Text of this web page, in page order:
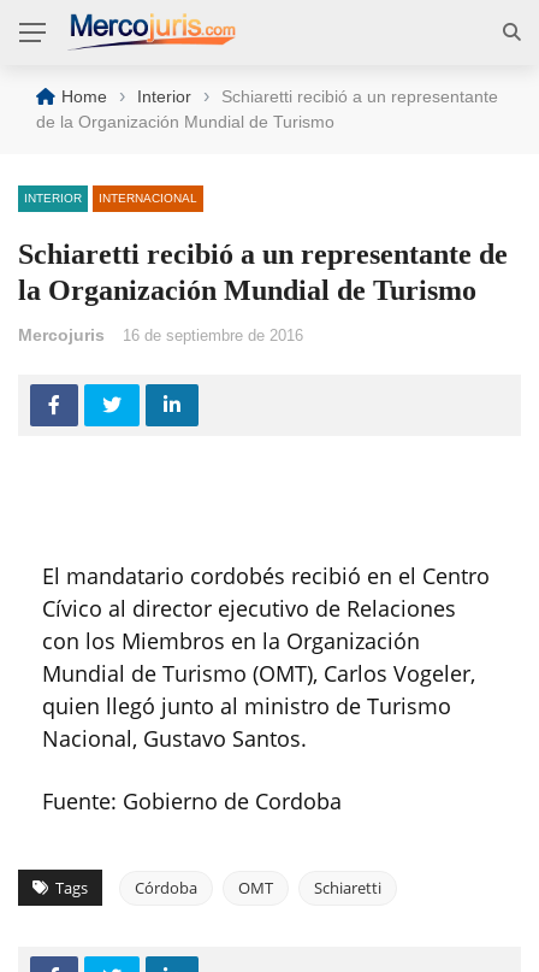
Home › Interior ›
Schiaretti recibió a un representante
de la Organización Mundial de Turismo
INTERIOR INTERNACIONAL
Schiaretti recibió a un representante de
la Organización Mundial de Turismo
Mercojuris 16 de septiembre de 2016
El mandatario cordobés recibió en el Centro
Cívico al director ejecutivo de Relaciones
con los Miembros en la Organización
Mundial de Turismo (OMT), Carlos Vogeler,
quien llegó junto al ministro de Turismo
Nacional, Gustavo Santos.
Fuente: Gobierno de Cordoba
Tags Córdoba OMT Schiaretti